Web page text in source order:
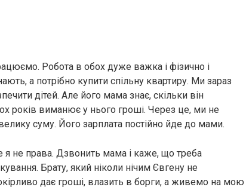
Робота в обох дуже важка і фізично і
а потрібно купити спільну квартиру. Ми зараз
дітей. Але його мама знає, скільки він
років виманює у нього гроші. Через це, ми не
суму. Його зарплата постійно йде до мами.
я не права. Дзвонить мама і каже, що треба
Брату, який ніколи нічим Євгену не
дає гроші, влазить в борги, а живемо на мою